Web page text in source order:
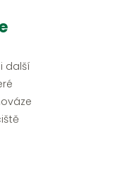
další